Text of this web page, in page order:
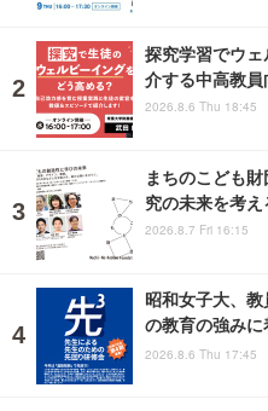
探究学習でウ
介する中高教
2026.8.6 Thu 18:45
まちのこども
究の未来を考え
2026.8.7 Fri 16:15
昭和女子大、
の教育の強みに
2026.8.6 Thu 17:45